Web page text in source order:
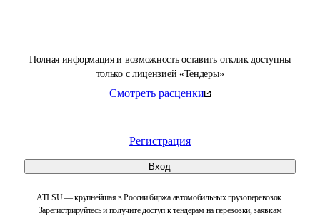
Полная информация и возможность оставить отклик доступны
только с лицензией «Тендеры»
Смотреть расценки
Регистрация
Вход
ATI.SU — крупнейшая в России биржа автомобильных грузоперевозок.
Зарегистрируйтесь и получите доступ к тендерам на перевозки, заявкам